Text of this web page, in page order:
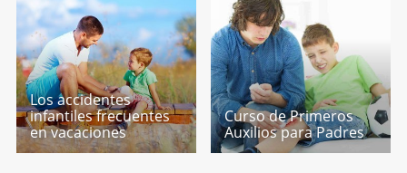
Los accidentes
infantiles frecuentes
en vacaciones
Curso de Primeros
Auxilios para Padres